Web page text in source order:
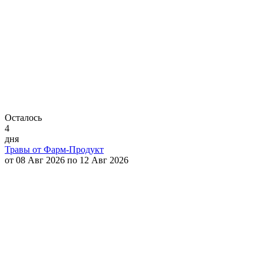
Осталось
4
дня
Травы от Фарм-Продукт
от 08 Авг 2026 по 12 Авг 2026